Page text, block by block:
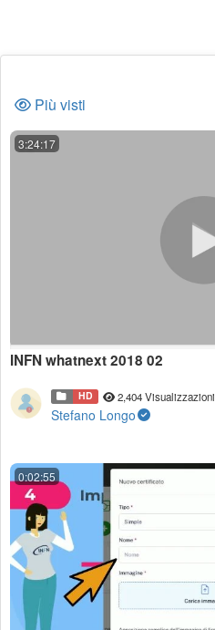
Più visti
3:24:17
INFN whatnext 2018 02
HD 2,404 Visualizzazioni
Stefano Longo
0:02:55